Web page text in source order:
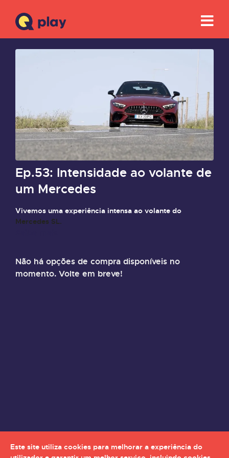
Ep.53: Intensidade ao volante de
um Mercedes
Vivemos uma experiência intensa ao volante do
Mercedes SL.
Não há opções de compra disponíveis no
momento. Volte em breve!
Este site utiliza cookies para melhorar a experiência do